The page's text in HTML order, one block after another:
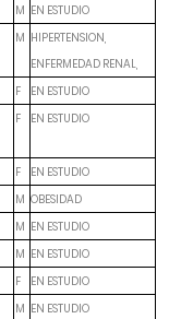
M EN ESTUDIO
M HIPERTENSION,
ENFERMEDAD RENAL,
F
EN ESTUDIO
F EN ESTUDIO
F
EN ESTUDIO
M OBESIDAD
M EN ESTUDIO
M EN ESTUDIO
F
EN ESTUDIO
M EN ESTUDIO